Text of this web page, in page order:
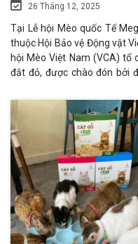
26 Tháng 12, 2025
Tại Lễ hội Mèo quốc Tế
thuộc Hội Bảo vệ Động vật
hội Mèo Việt Nam (VCA) tổ
đắt đỏ, được chào đón bởi
mèo tham dự đều được
chấm theo tiêu chuẩn
trợ đồng của Sự kiện. Với mong muốn giới thiệu đến đông đảo
người nuôi mèo các sản
cho mèo và chủ nuôi.
ủng hộ nhiệt tình của khách